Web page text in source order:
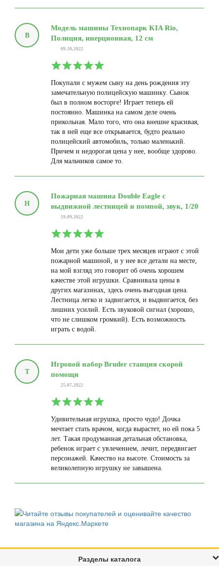
В
Модель машины Технопарк KIA Rio,
Полиция, инерционная, 12 см
09.10.2022
Покупали с мужем сыну на день рождения эту
замечательную полицейскую машинку. Сынок
был в полном восторге! Играет теперь ей
постоянно. Машинка на самом деле очень
прикольная. Мало того, что она внешне красивая,
так в ней еще все открывается, будто реально
полицейский автомобиль, только маленький.
Причем и недорогая цена у нее, вообще здорово.
Для мальчиков самое то.
Н
Пожарная машина Double Eagle с
выдвижной лестницей и помпой, звук, 1/20
19.09.2022
Мои дети уже больше трех месяцев играют с этой
пожарной машиной, и у нее все детали на месте,
на мой взгляд это говорит об очень хорошем
качестве этой игрушки. Сравнивала цены в
других магазинах, здесь очень выгодная цена.
Лестница легко и задвигается, и выдвигается, без
лишних усилий. Есть звуковой сигнал (хорошо,
что не слишком громкий). Есть возможность
играть с водой.
Т
Игровой набор Bruder станция скорой
помощи
25.07.2022
Удивительная игрушка, просто чудо! Дочка
мечтает стать врачом, когда вырастет, но ей пока 5
лет. Такая продуманная детальная обстановка,
ребенок играет с увлечением, лечит, передвигает
персонажей. Качество на высоте. Стоимость за
великолепную игрушку не завышена.
Разделы каталога